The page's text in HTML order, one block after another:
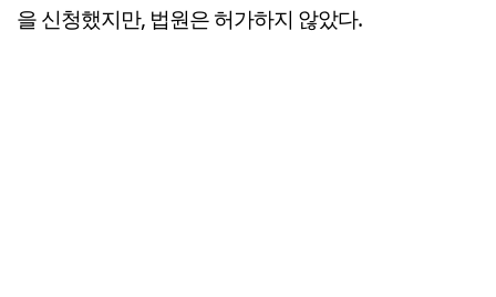
을 신청했지만, 법원은 허가하지 않았다.